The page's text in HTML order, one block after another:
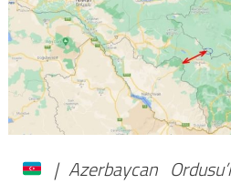
| Azerbaycan